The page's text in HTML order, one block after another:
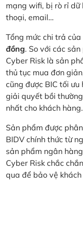
mạng wifi, bị rò rỉ dữ
thoại, email…
Tổng mức chi trả
đồng. So với các
Cyber Risk là sản
thủ tục mua đơn
cũng được BIC tối
giải quyết bồi
nhất cho khách hàng.
Sản phẩm được
BIDV chính thức từ
sản phẩm ngân
Cyber Risk chắc
qua để bảo vệ